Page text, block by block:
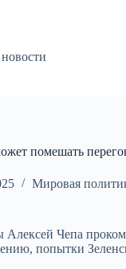
помешать
Мировая
Алексей Чепа
попытки